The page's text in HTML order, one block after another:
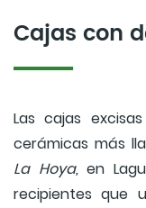
Cajas con
Las cajas
cerámicas más
La Hoya, en
recipientes que